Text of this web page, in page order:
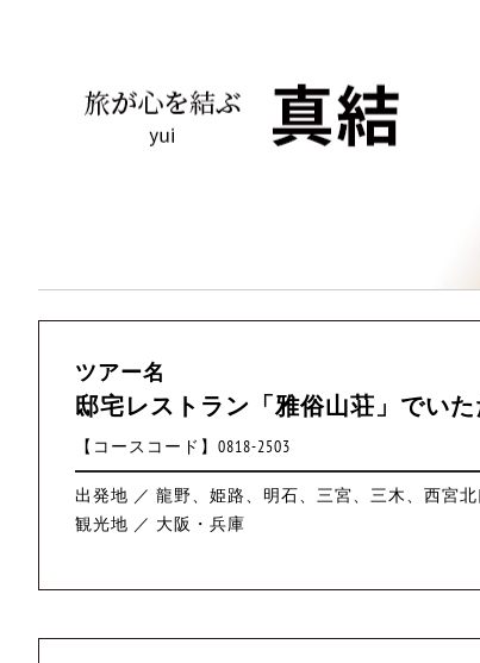
ツアー名
邸宅レストラン「雅俗山荘」でい
【コースコード】0818-2503
出発地 ／ 龍野、姫路、明石、三宮、三木、西宮
観光地 ／ 大阪・兵庫